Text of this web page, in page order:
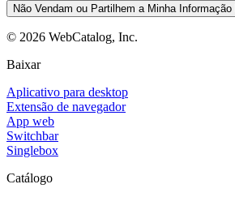
Não Vendam ou Partilhem a Minha Informação
© 2026 WebCatalog, Inc.
Baixar
Aplicativo para desktop
Extensão de navegador
App web
Switchbar
Singlebox
Catálogo